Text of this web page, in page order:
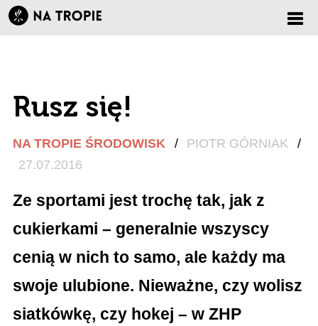
Rusz się!
NA TROPIE ŚRODOWISK / PIOTR GÓRNIAK
/
27.07.2016
Ze sportami jest trochę tak, jak z
cukierkami – generalnie wszyscy
cenią w nich to samo, ale każdy ma
swoje ulubione. Nieważne, czy wolisz
siatkówkę, czy hokej – w ZHP